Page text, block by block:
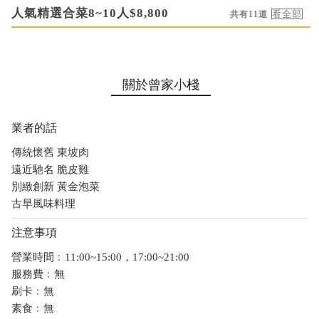
人氣精選合菜8~10人$8,800 共有11道
關於曾家小棧
業者的話
傳統懷舊 東坡肉
遠近馳名 脆皮雞
別緻創新 黃金泡菜
古早風味料理
注意事項
營業時間﹕11:00~15:00，17:00~21:00
服務費﹕無
刷卡﹕無
素食﹕無